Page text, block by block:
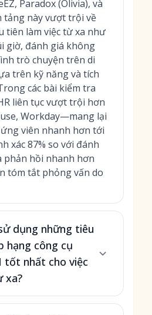
Paradox (Olivia), và
tảng này vượt trội về
tiên làm việc từ xa như
giờ, đánh giá không
trò chuyện trên di
trên kỹ năng và tích
các bài kiểm tra
liên tục vượt trội hơn
Workday—mang lại
viên nhanh hơn tới
xác 87% so với đánh
phản hồi nhanh hơn
tóm tắt phỏng vấn do
dụng những tiêu
hạng công cụ
tốt nhất cho việc
xa?